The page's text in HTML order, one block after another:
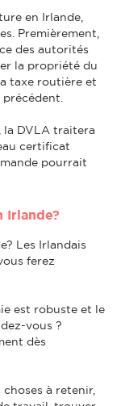
en Irlande,
Premièrement,
des autorités
la propriété du
taxe routière et
la DVLA traitera
certificat
pourrait
Irlande?
Les Irlandais
ferez
est robuste et le
vous ?
dès
à retenir,